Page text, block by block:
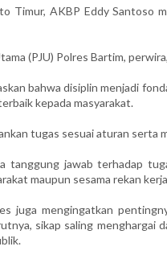
Timur, AKBP Eddy Santoso
(PJU) Polres Bartim,
bahwa disiplin menjadi
kepada masyarakat.
tugas sesuai aturan
tanggung jawab terhadap
maupun sesama rekan
juga mengingatkan
sikap saling menghargai